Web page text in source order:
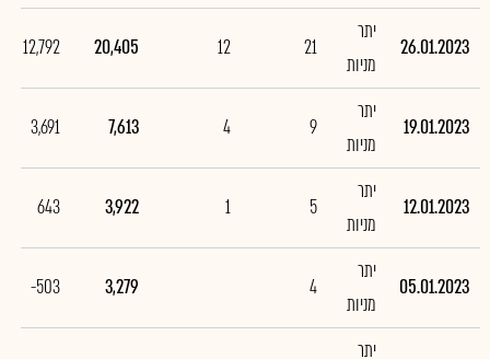
26.01.2023
יתר
מניות
21
12
20,405
12,792
19.01.2023
יתר
מניות
9
4
7,613
3,691
12.01.2023
יתר
מניות
5
1
3,922
643
05.01.2023
יתר
מניות
4
3,279
-503
יתר